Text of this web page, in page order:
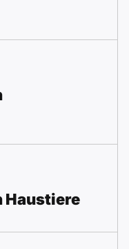
Haustiere